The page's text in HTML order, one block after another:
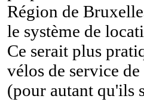
Région de
le système de
Ce serait plus
vélos de service
(pour autant qu'ils